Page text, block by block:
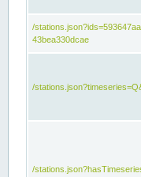
/
43bea330dcae
/
/